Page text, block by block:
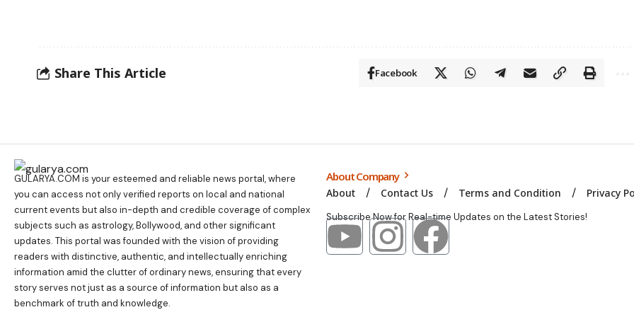
Share This Article Facebook
GULARYA.COM is your esteemed and reliable news portal, where
you can access not only verified reports on local and national
current events but also in-depth and credible coverage of complex
subjects such as astrology, Bollywood, and other significant
updates. This portal was founded with the vision of providing
readers with distinctive, authentic, and intellectually enriching
information amid the clutter of ordinary news, ensuring that every
story serves not just as a source of information but also as a
benchmark of truth and knowledge.
About Company
About Contact Us Terms and Condition Privacy
Subscribe Now for Real-time Updates on the Latest Stories!